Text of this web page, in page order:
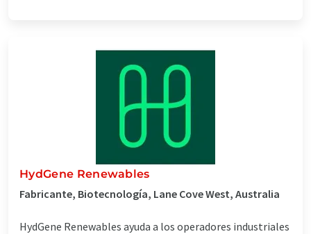
HydGene Renewables
Fabricante, Biotecnología, Lane Cove West, Australia
HydGene Renewables ayuda a los operadores industriales